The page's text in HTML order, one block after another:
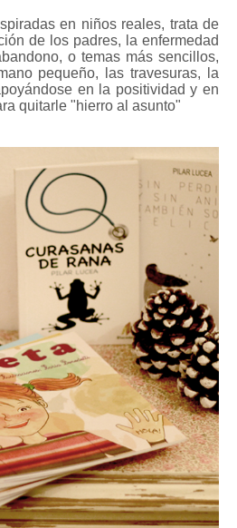
en niños reales, trata de
de los padres, la enfermedad
o temas más sencillos,
pequeño, las travesuras, la
en la positividad y en
quitarle "hierro al asunto"